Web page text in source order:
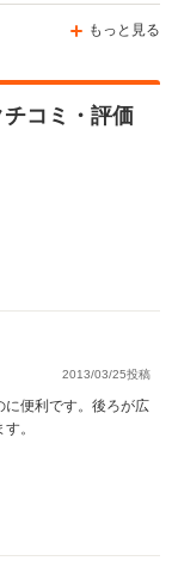
もっと見る
コミ・評価
2013/03/25投稿
に便利です。後ろが広
。